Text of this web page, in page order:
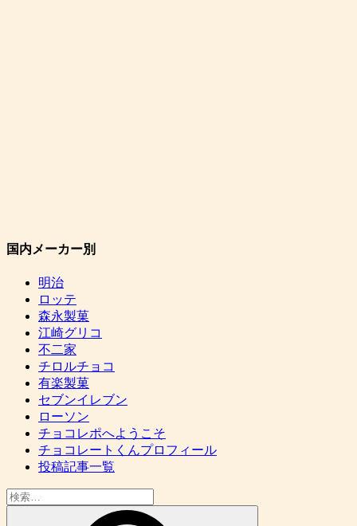
国内メーカー別
明治
ロッテ
森永製菓
江崎グリコ
不二家
チロルチョコ
有楽製菓
セブンイレブン
ローソン
チョコレポへようこそ
チョコレートくんプロフィール
投稿記事一覧
検
索: